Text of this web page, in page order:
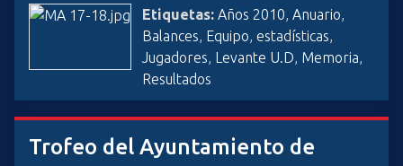
Etiquetas: Años 2010, Anuario,
Balances, Equipo, estadísticas,
Jugadores, Levante U.D, Memoria,
Resultados
Trofeo del Ayuntamiento de